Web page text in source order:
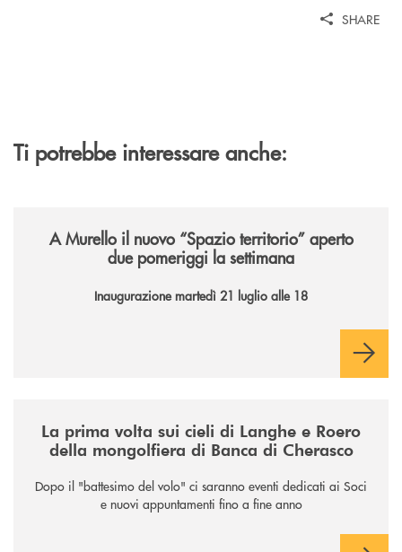
SHARE
Ti potrebbe interessare anche:
A Murello il nuovo “Spazio territorio” aperto
due pomeriggi la settimana
Inaugurazione martedì 21 luglio alle 18
La prima volta sui cieli di Langhe e Roero
della mongolfiera di Banca di Cherasco
Dopo il "battesimo del volo" ci saranno eventi dedicati ai Soci
e nuovi appuntamenti fino a fine anno